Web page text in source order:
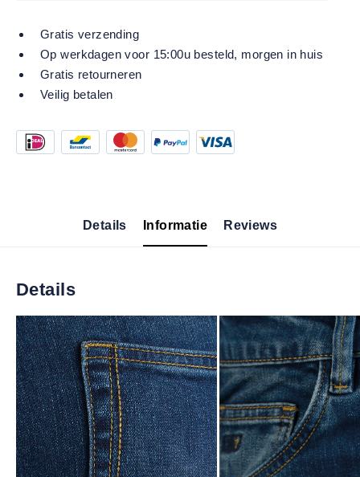
Gratis verzending
Op werkdagen voor 15:00u besteld, morgen in huis
Gratis retourneren
Veilig betalen
Details Informatie Reviews
Details